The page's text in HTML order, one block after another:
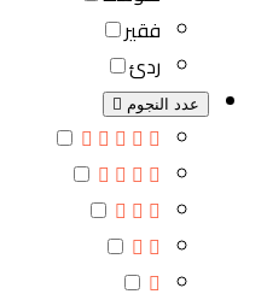
فقير
ردئ
عدد النجوم